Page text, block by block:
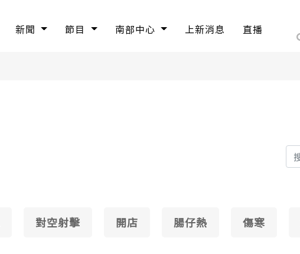
新聞 節目 南部中心 上新消息 直播
對空射擊 開店 腸仔熱 傷寒